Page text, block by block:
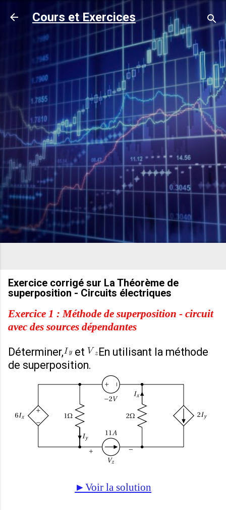
Accéder au contenu principal
Cours et Exercices
Exercice corrigé sur La Théorème de
superposition - Circuits électriques
Exercice 1 : Méthode de superposition - circuit
avec des sources dépendantes
Déterminer, et
En utilisant la méthode
de superposition.
►Voir la solution